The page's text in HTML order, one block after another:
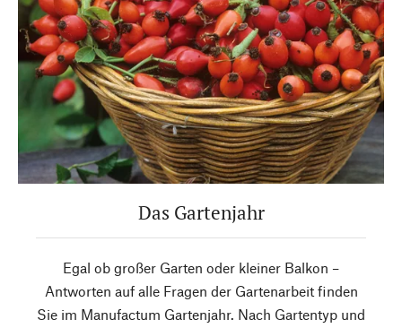
Das Gartenjahr
Egal ob großer Garten oder kleiner Balkon –
Antworten auf alle Fragen der Gartenarbeit finden
Sie im Manufactum Gartenjahr. Nach Gartentyp und